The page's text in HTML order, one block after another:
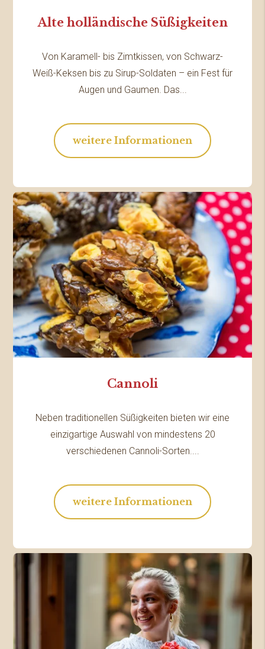
Alte holländische Süßigkeiten
Von Karamell- bis Zimtkissen, von Schwarz-
Weiß-Keksen bis zu Sirup-Soldaten – ein Fest für
Augen und Gaumen. Das...
weitere Informationen
Cannoli
Neben traditionellen Süßigkeiten bieten wir eine
einzigartige Auswahl von mindestens 20
verschiedenen Cannoli-Sorten....
weitere Informationen